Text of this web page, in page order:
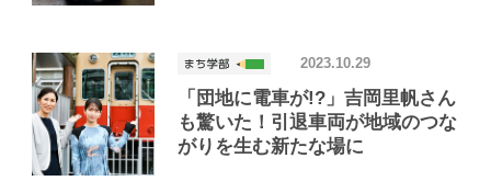
「団地に電車が!?」吉岡里帆さん
も驚いた！引退車両が地域のつな
がりを生む新たな場に
2023.10.29